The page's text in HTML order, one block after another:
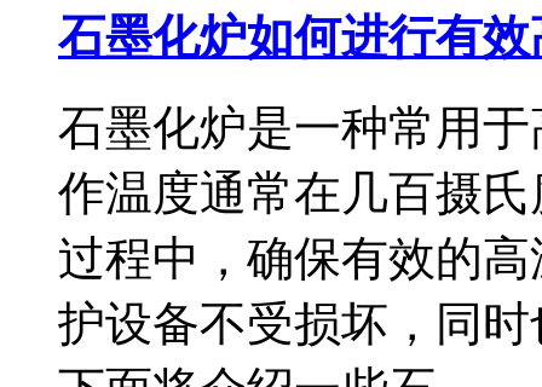
石墨化炉如何进行有
石墨化炉是一种常用
作温度通常在几百摄
过程中，确保有效的
护设备不受损坏，同